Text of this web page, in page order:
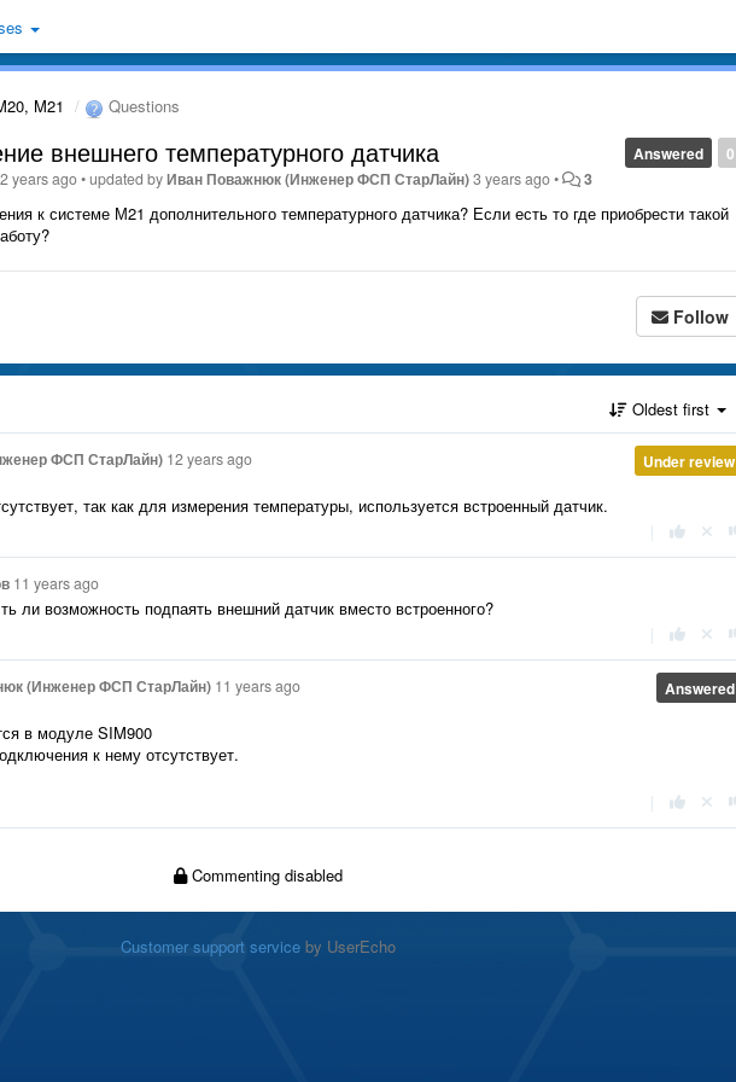
M21 Questions
0
Answered
внешнего температурного датчика
years ago•updated byИван Поважнюк (Инженер ФСП СтарЛайн)3 years ago• 3
к системе М21 дополнительного температурного датчика? Если есть то где приобрести такой
Follow
Oldest first
Under review
ФСП СтарЛайн) 12 years ago
так как для измерения температуры, используется встроенный датчик.
11 years ago
ли возможность подпаять внешний датчик вместо встроенного?
Answered
(Инженер ФСП СтарЛайн) 11 years ago
в модуле SIM900
к нему отсутствует.
Commenting disabled
Customer support serviceby UserEcho